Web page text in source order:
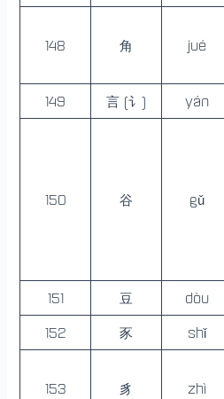
148 角 jué
149
言 (讠) yán
150 谷 gǔ
151
豆 dòu
152
豕 shǐ
153 豸 zhì